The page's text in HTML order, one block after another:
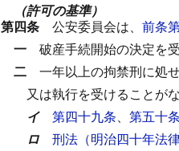
（許可の基準）
第四条 公安委員会は、 前条
一 破産手続開始の決定を
二 一年以上の拘禁刑に処
又は執行を受けることが
イ 第四十九条、 第五十条
ロ 刑法（明治四十年法